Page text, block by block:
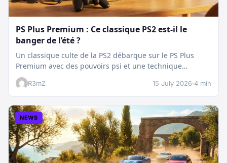
PS Plus Premium : Ce classique PS2 est-il le
banger de l’été ?
Un classique culte de la PS2 débarque sur le PS Plus
Premium avec des pouvoirs psi et une technique
boostée.…
R3mZ 15 July 2026·4 min
NEWS